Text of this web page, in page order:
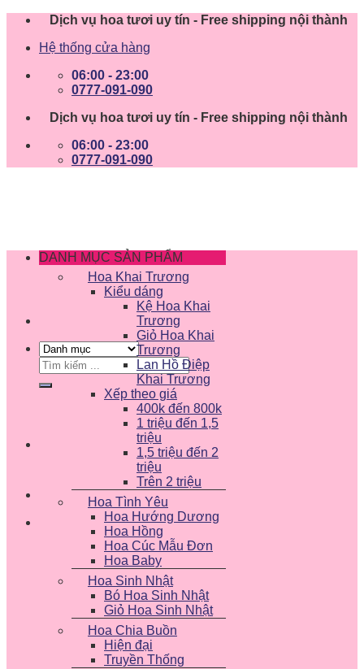
Skip
content
Dịch vụ hoa tươi uy tín - Free shipping nội thành
Hệ thống cửa hàng
06:00 - 23:00
0777-091-090
Dịch vụ hoa tươi uy tín - Free shipping nội thành
06:00 - 23:00
0777-091-090
Tìm
kiếm:
DANH MỤC SẢN PHẨM
Hoa Khai Trương
Kiểu dáng
Kệ Hoa Khai
Trương
Giỏ Hoa Khai
Trương
Lan Hồ Điệp
Khai Trương
Xếp theo giá
400k đến 800k
1 triệu đến 1,5
triệu
1,5 triệu đến 2
triệu
Trên 2 triệu
Hoa Tình Yêu
Hoa Hướng Dương
Hoa Hồng
Hoa Cúc Mẫu Đơn
Hoa Baby
Hoa Sinh Nhật
Bó Hoa Sinh Nhật
Giỏ Hoa Sinh Nhật
Hoa Chia Buồn
Hiện đại
Truyền Thống